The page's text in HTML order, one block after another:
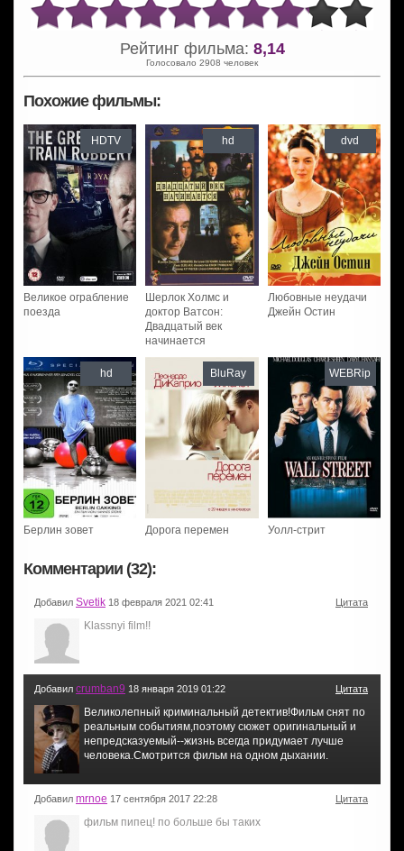
Рейтинг фильма: 8,14
Голосовало 2908 человек
Похожие фильмы:
Великое ограбление
поезда
HDTV
Шерлок Холмс и
доктор Ватсон:
Двадцатый век
начинается
hd
Любовные неудачи
Джейн Остин
dvd
Берлин зовет
hd
Дорога перемен
BluRay
Уолл-стрит
WEBRip
Комментарии (32):
Добавил Svetik 18 февраля 2021 02:41 Цитата
Klassnyi film!!
Добавил crumban9 18 января 2019 01:22 Цитата
Великолепный криминальный детектив!Фильм снят по
реальным событиям,поэтому сюжет оригинальный и
непредсказуемый--жизнь всегда придумает лучше
человека.Смотрится фильм на одном дыхании.
Добавил mrnoe 17 сентября 2017 22:28 Цитата
фильм пипец! по больше бы таких